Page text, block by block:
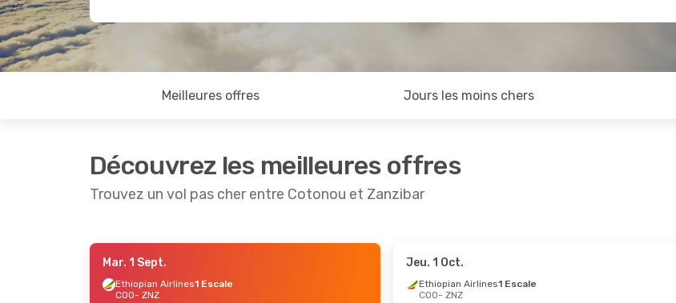
Meilleures offres Jours les moins chers
Découvrez les meilleures offres
Trouvez un vol pas cher entre Cotonou et Zanzibar
- Dim. 23 Août
1 Escale
Mar. 1 Sept.
Ethiopian Airlines1 Escale
COO- ZNZ
Jeu. 1 Oct.
Ethiopian Airlines1 Escale
COO- ZNZ